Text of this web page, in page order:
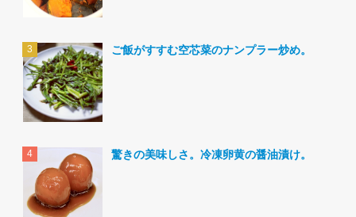
ご飯がすすむ空芯菜のナンプラー炒め。
驚きの美味しさ。冷凍卵黄の醤油漬け。